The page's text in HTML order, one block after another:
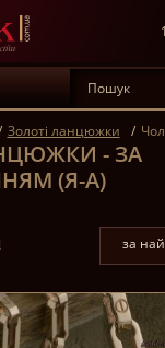
Золоті ланцюжки
- ЗА
(Я-А)
за